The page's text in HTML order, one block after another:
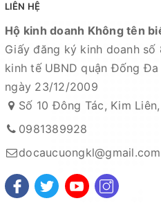
Xem bản đồ chỉ dẫn đường
Chuyên sỉ lẻ toàn quốc -
ship COD ( nhận hàng
LIÊN HỆ
Hộ kinh doanh Không tên
Giấy đăng ký kinh doanh
kinh tế UBND quận Đống
ngày 23/12/2009
Số 10 Đông Tác, Kim
0981389928
docaucuongkl@gmail.com